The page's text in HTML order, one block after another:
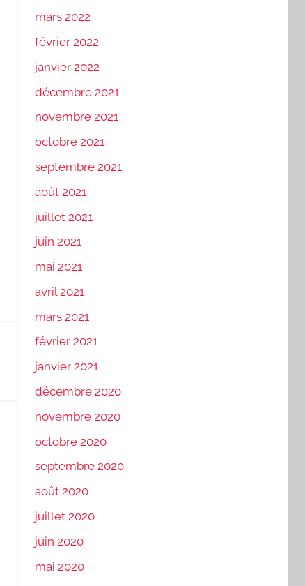
mars 2022
février 2022
janvier 2022
décembre 2021
novembre 2021
octobre 2021
septembre 2021
août 2021
juillet 2021
juin 2021
mai 2021
avril 2021
mars 2021
février 2021
janvier 2021
décembre 2020
novembre 2020
octobre 2020
septembre 2020
août 2020
juillet 2020
juin 2020
mai 2020